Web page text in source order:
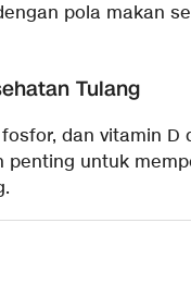
pola makan
Tulang
dan vitamin D
penting untuk